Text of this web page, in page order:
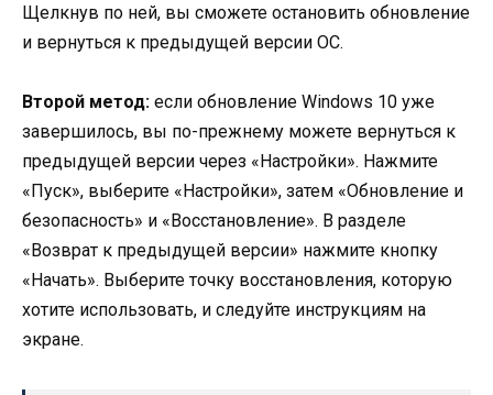
Щелкнув по ней, вы сможете остановить обновление
и вернуться к предыдущей версии ОС.
Второй метод: если обновление Windows 10 уже
завершилось, вы по-прежнему можете вернуться к
предыдущей версии через «Настройки». Нажмите
«Пуск», выберите «Настройки», затем «Обновление и
безопасность» и «Восстановление». В разделе
«Возврат к предыдущей версии» нажмите кнопку
«Начать». Выберите точку восстановления, которую
хотите использовать, и следуйте инструкциям на
экране.